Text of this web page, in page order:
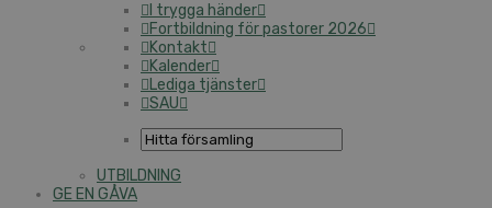
I trygga händer
Fortbildning för pastorer 2026
Kontakt
Kalender
Lediga tjänster
SAU
UTBILDNING
GE EN GÅVA